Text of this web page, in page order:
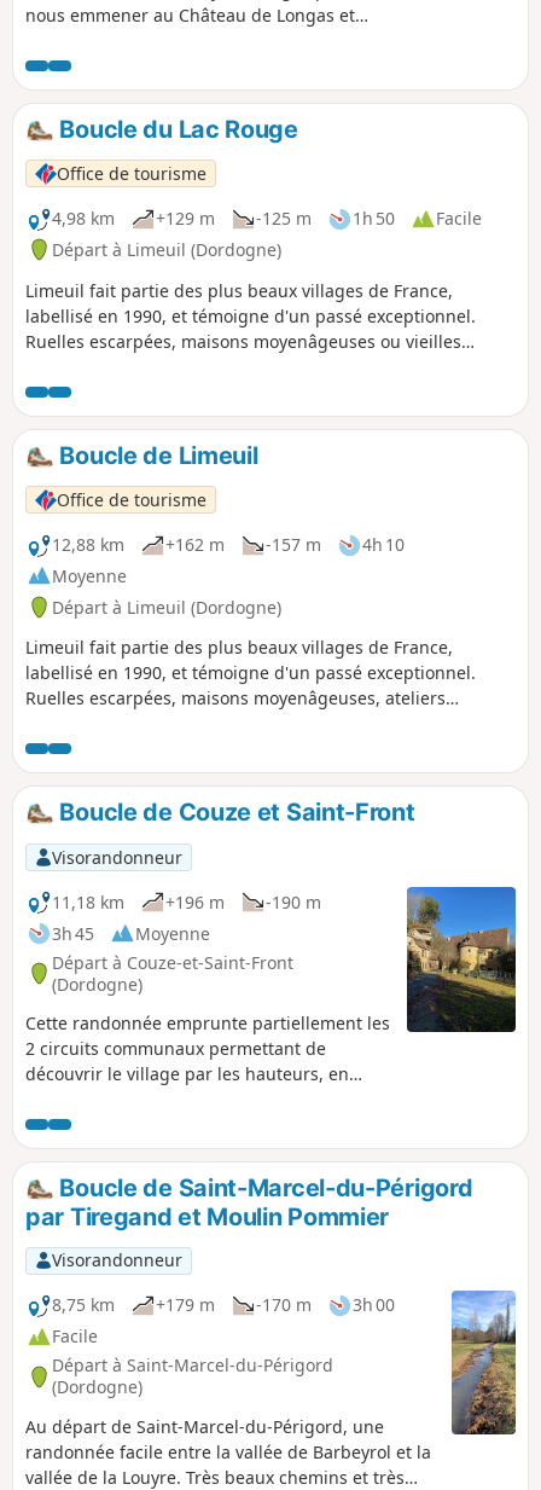
nous emmener au Château de Longas et
un panorama magnifique. Elle nécessite
d'emprunter à l'aller comme au retour, sur
400 m, la D32. La suite n'est que pur
bonheur.Boucle du Lac Rouge
Office de tourisme
4,98 km
+129 m -125 m 1h 50
Facile
Départ à Limeuil (Dordogne)
Limeuil fait partie des plus beaux villages de France,
labellisé en 1990, et témoigne d'un passé exceptionnel.
Ruelles escarpées, maisons moyenâgeuses ou vieilles
des rivières Vézère et Dordogne, Limeuil prend place parmi
les joyaux du Périgord.
Boucle de Limeuil
Office de tourisme
12,88 km
+162 m -157 m
4h 10
Moyenne
Départ à Limeuil (Dordogne)
Limeuil fait partie des plus beaux villages de France,
labellisé en 1990, et témoigne d'un passé exceptionnel.
Ruelles escarpées, maisons moyenâgeuses, ateliers
place parmi les joyaux du Périgord, situé à la jonction des
deux rivières : Vézère et Dordogne.
Boucle de Couze et Saint-Front
Visorandonneur
11,18 km
+196 m
-190 m
3h 45
Moyenne
Départ à Couze-et-Saint-Front
(Dordogne)
Cette randonnée emprunte partiellement les
2 circuits communaux permettant de
découvrir le village par les hauteurs, en
sur le flanc de la colline, puis la vallée, avec
de nombreux bâtiments et particularités à
connaître. Elle est raide au démarrage sur
800 m mais vous serez récompensé de vos
efforts.
Boucle de Saint-Marcel-du-Périgord
par Tiregand et Moulin Pommier
Visorandonneur
8,75 km
+179 m -170 m
3h 00
Facile
Départ à Saint-Marcel-du-Périgord
(Dordogne)
Au départ de Saint-Marcel-du-Périgord, une
randonnée facile entre la vallée de Barbeyrol et la
vallée de la Louyre. Très beaux chemins et très